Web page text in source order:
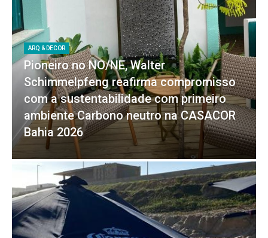
ARQ & DECOR
Pioneiro no NO/NE, Walter
Schimmelpfeng reafirma compromisso
com a sustentabilidade com primeiro
ambiente Carbono neutro na CASACOR
Bahia 2026